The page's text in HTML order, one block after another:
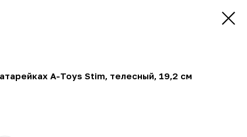
A-Toys Stim, телесный, 19,2 см